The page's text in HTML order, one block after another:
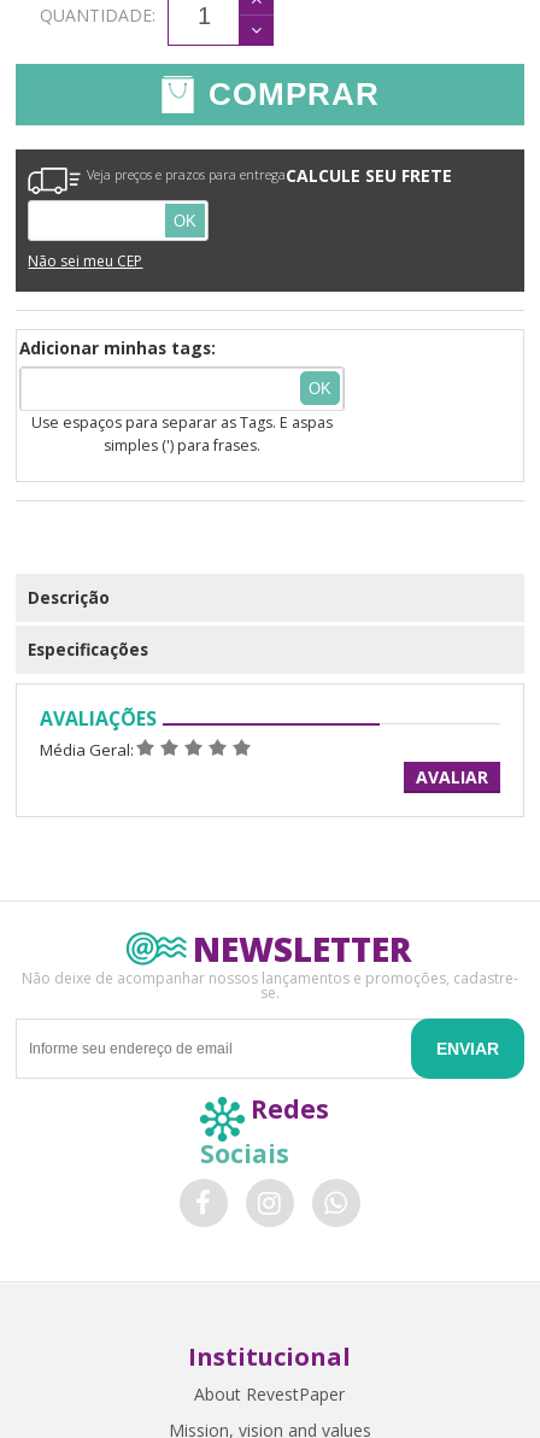
QUANTIDADE:
COMPRAR
CALCULE SEU FRETE
Veja preços e prazos para entrega
OK
Não sei meu CEP
Adicionar minhas tags:
OK
Use espaços para separar as Tags. E aspas
simples (') para frases.
Descrição
Especificações
AVALIAÇÕES
Média Geral:
AVALIAR
NEWSLETTER
Não deixe de acompanhar nossos lançamentos e promoções, cadastre-
se.
ENVIAR
Redes
Sociais
Institucional
About RevestPaper
Mission, vision and values